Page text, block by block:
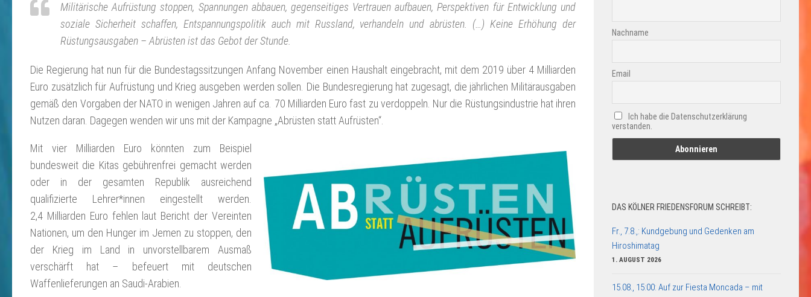
Militärische Aufrüstung stoppen, Spannungen abbauen, gegenseitiges Vertrauen aufbauen, Perspektiven für Entwicklung und
soziale Sicherheit schaffen, Entspannungspolitik auch mit Russland, verhandeln und abrüsten. (…) Keine Erhöhung der
Rüstungsausgaben – Abrüsten ist das Gebot der Stunde.
Die Regierung hat nun für die Bundestagssitzungen Anfang November einen Haushalt eingebracht, mit dem 2019 über 4 Milliarden
Euro zusätzlich für Aufrüstung und Krieg ausgeben werden sollen. Die Bundesregierung hat zugesagt, die jährlichen Militärausgaben
gemäß den Vorgaben der NATO in wenigen Jahren auf ca. 70 Milliarden Euro fast zu verdoppeln. Nur die Rüstungsindustrie hat ihren
Nutzen daran. Dagegen wenden wir uns mit der Kampagne „Abrüsten statt Aufrüsten“.
Mit vier Milliarden Euro könnten zum Beispiel
bundesweit die Kitas gebührenfrei gemacht werden
oder in der gesamten Republik ausreichend
qualifizierte Lehrer*in­nen eingestellt werden.
2,4 Milliarden Euro fehlen laut Bericht der Vereinten
Natio­nen, um den Hunger im Jemen zu stoppen, den
der Krieg im Land in unvorstellbar­em Ausmaß
verschärft hat – befeuert mit deutschen
Waffenlieferungen an Saudi-Arabien.
Nachname
Email
Ich habe die Datenschutzerklärung
verstanden.
DAS KÖLNER FRIEDENSFORUM SCHREIBT:
Fr., 7.8.,: Kundgebung und Gedenken am
Hiroshimatag
1. AUGUST 2026
15.08., 15:00: Auf zur Fiesta Moncada – mit